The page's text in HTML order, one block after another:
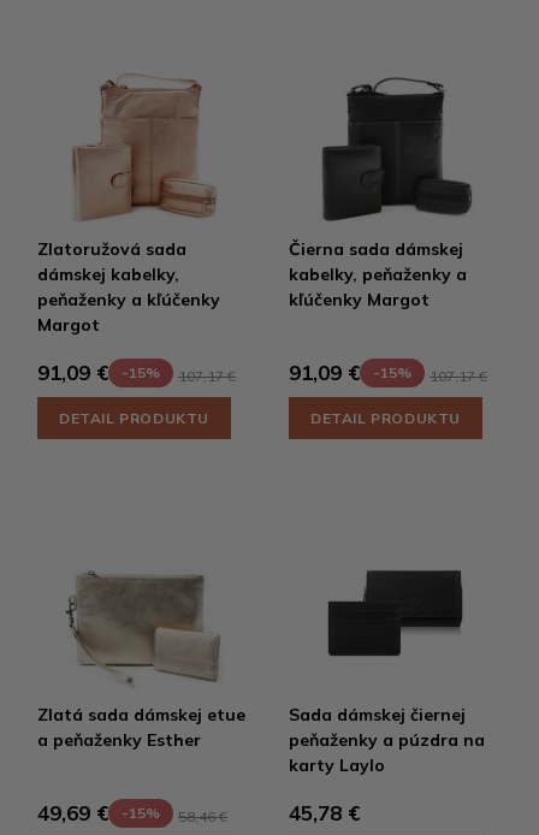
Zlatoružová sada
dámskej kabelky,
peňaženky a kľúčenky
Margot
91,09 € -15% 107,17 €
DETAIL PRODUKTU
Čierna sada dámskej
kabelky, peňaženky a
kľúčenky Margot
91,09 € -15% 107,17 €
DETAIL PRODUKTU
Zlatá sada dámskej etue
a peňaženky Esther
49,69 € -15% 58,46 €
Sada dámskej čiernej
peňaženky a púzdra na
karty Laylo
45,78 €